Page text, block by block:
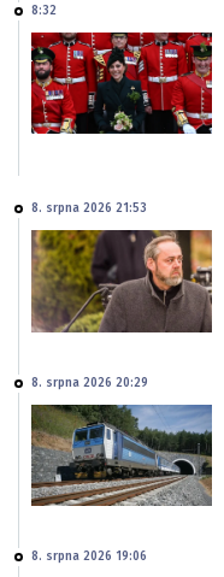
8:32
8. srpna 2026 21:53
8. srpna 2026 20:29
8. srpna 2026 19:06